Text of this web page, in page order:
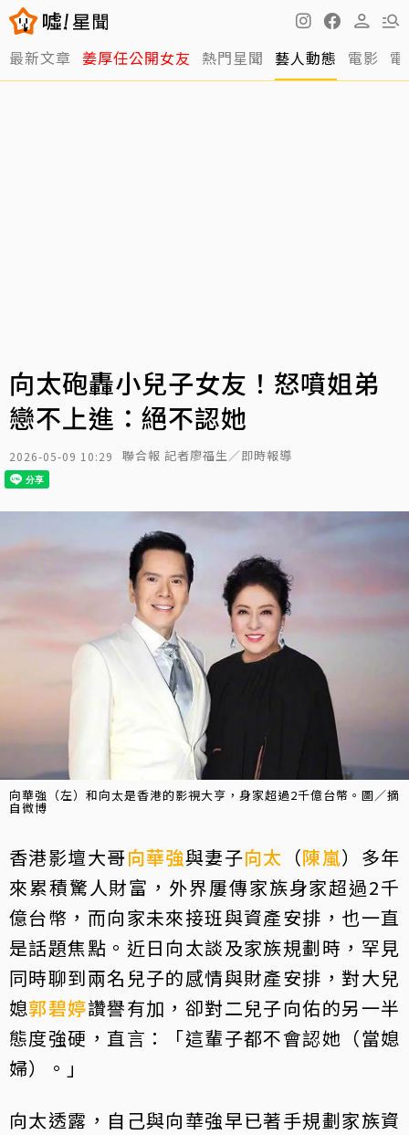
最新文章 姜厚任公開女友 熱門星聞 藝人動態 電影
向太砲轟小兒子女友！怒噴姐弟
戀不上進：絕不認她
2026-05-09 10:29 聯合報 記者廖福生／即時報導
向華強（左）和向太是香港的影視大亨，身家超過2千億台幣。圖／摘
自微博
香港影壇大哥向華強與妻子向太 （陳嵐）多年
來累積驚人財富，外界屢傳家族身家超過2千
億台幣，而向家未來接班與資產安排，也一直
是話題焦點。近日向太談及家族規劃時，罕見
同時聊到兩名兒子的感情與財產安排，對大兒
媳郭碧婷讚譽有加，卻對二兒子向佑的另一半
態度強硬，直言：「這輩子都不會認她（當媳
婦）。」
向太透露，自己與向華強早已著手規劃家族資